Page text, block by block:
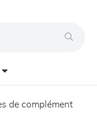
de complément